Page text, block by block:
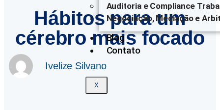
Auditoria e Compliance
Negociação, Mediação e
Blog
Contato
X
Hábitos para um
cérebro mais focado
Ivelize Silvano